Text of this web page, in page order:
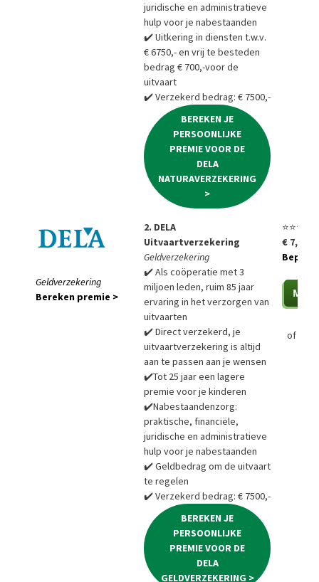
juridische en administratieve
hulp voor je nabestaanden
✔️ Uitkering in diensten t.w.v.
€ 6750,- en vrij te besteden
bedrag € 700,-voor de
uitvaart
✔️ Verzekerd bedrag: € 7500,-
BEREKEN JE
PERSOONLIJKE
PREMIE VOOR DE
DELA
NATURAVERZEKERING
>
Geldverzekering
Bereken premie >
2. DELA
Uitvaartverzekering
Geldverzekering
✔️ Als coöperatie met 3
miljoen leden, ruim 85 jaar
ervaring in het verzorgen van
uitvaarten
✔️ Direct verzekerd, je
uitvaartverzekering is altijd
aan te passen aan je wensen
✔️Tot 25 jaar een lagere
premie voor je kinderen
✔️Nabestaandenzorg:
praktische, financiële,
juridische en administratieve
hulp voor je nabestaanden
✔️ Geldbedrag om de uitvaart
te regelen
✔️ Verzekerd bedrag: € 7500,-
BEREKEN JE
PERSOONLIJKE
PREMIE VOOR DE
DELA
GELDVERZEKERING >
⭐⭐⭐⭐⭐
€ 7,85
Bepaal
of